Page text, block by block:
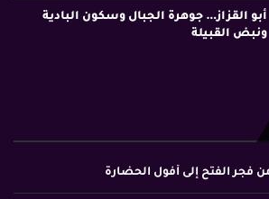
أبو القزاز… جوهرة الجبال وسكون البادية
ونبض القبيلة
فجر الفتح إلى أفول الحضارة